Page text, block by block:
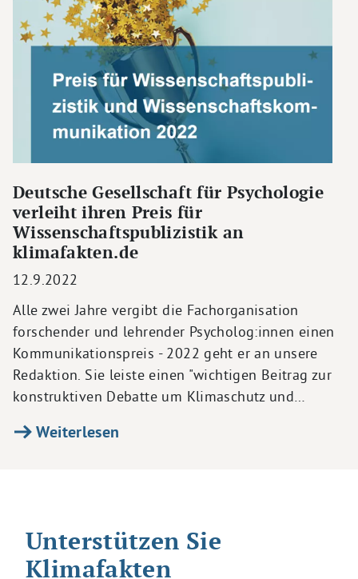
Deutsche Gesellschaft für Psychologie
verleiht ihren Preis für
Wissenschaftspublizistik an
klimafakten.de
12.9.2022
Alle zwei Jahre vergibt die Fachorganisation
forschender und lehrender Psycholog:innen einen
Kommunikationspreis - 2022 geht er an unsere
Redaktion. Sie leiste einen "wichtigen Beitrag zur
konstruktiven Debatte um Klimaschutz und…
Weiterlesen
Unterstützen Sie
Klimafakten